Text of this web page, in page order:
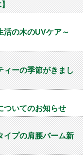
活の木のUVケア～
ィーの季節がきまし
いてのお知らせ
イプの肩腰バーム新